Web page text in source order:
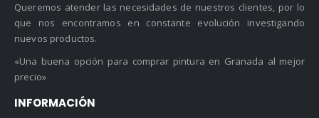
Queremos atender las necesidades de nuestros clientes, por lo
que nos encontramos en constante evolución investigando
nuevos productos.
«Una buena opción para comprar pintura en Granada al mejor
precio»
INFORMACIÓN